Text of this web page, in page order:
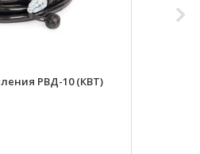
РВД-10 (КВТ)